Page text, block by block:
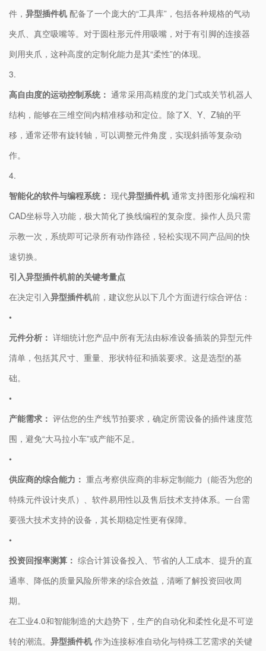
件，​ ​异型插件机​​ 配备了一个庞大的“工具库”，包括各种规格的气动
夹爪、真空吸嘴等。对于圆柱形元件用吸嘴，对于有引脚的连接器
则用夹爪，这种高度的定制化能力是其“柔性”的体现。
3.
​高自由度的运动控制系统：​ ​ 通常采用高精度的龙门式或关节机器人
结构，能够在三维空间内精准移动和定位。除了X、Y、Z轴的平
移，通常还带有旋转轴，可以调整元件角度，实现斜插等复杂动
作。
4.
​智能化的软件与编程系统：​ ​ 现代​​异型插件机​​ 通常支持图形化编程和
CAD坐标导入功能，极大简化了换线编程的复杂度。操作人员只需
示教一次，系统即可记录所有动作路径，轻松实现不同产品间的快
速切换。
​引入异型插件机前的关键考量点​
在决定引入​​异型插件机​​前，建议您从以下几个方面进行综合评估：
•
​元件分析：​ ​ 详细统计您产品中所有无法由标准设备插装的异型元件
清单，包括其尺寸、重量、形状特征和插装要求。这是选型的基
础。
•
​产能需求：​ ​ 评估您的生产线节拍要求，确定所需设备的插件速度范
围，避免“大马拉小车”或产能不足。
•
​供应商的综合能力：​ ​ 重点考察供应商的非标定制能力（能否为您的
特殊元件设计夹爪）、软件易用性以及售后技术支持体系。一台需
要强大技术支持的设备，其长期稳定性更有保障。
•
​投资回报率测算：​ ​ 综合计算设备投入、节省的人工成本、提升的直
通率、降低的质量风险所带来的综合效益，清晰了解投资回收周
期。​
在工业4.0和智能制造的大趋势下，生产的自动化和柔性化是不可逆
转的潮流。​ ​异型插件机​​ 作为连接标准自动化与特殊工艺需求的关键